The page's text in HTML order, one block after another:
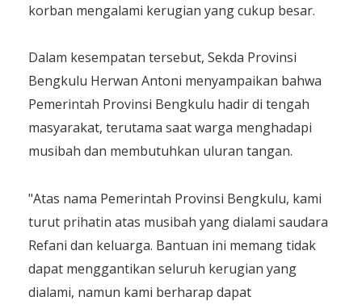
korban mengalami kerugian yang cukup besar.
Dalam kesempatan tersebut, Sekda Provinsi
Bengkulu Herwan Antoni menyampaikan bahwa
Pemerintah Provinsi Bengkulu hadir di tengah
masyarakat, terutama saat warga menghadapi
musibah dan membutuhkan uluran tangan.
"Atas nama Pemerintah Provinsi Bengkulu, kami
turut prihatin atas musibah yang dialami saudara
Refani dan keluarga. Bantuan ini memang tidak
dapat menggantikan seluruh kerugian yang
dialami, namun kami berharap dapat